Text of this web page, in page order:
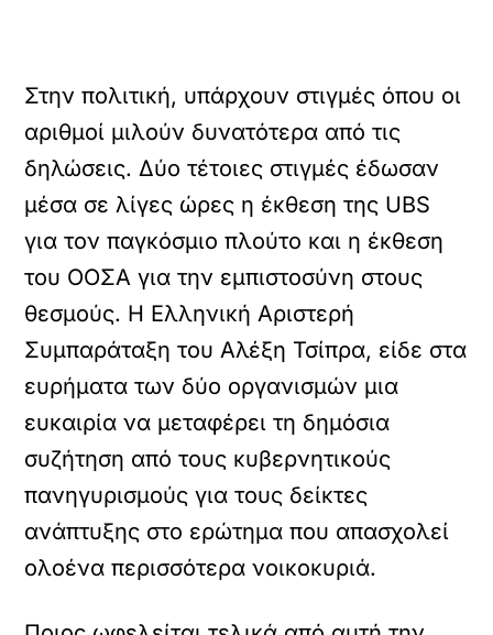
Στην πολιτική, υπάρχουν στιγμές όπου οι
αριθμοί μιλούν δυνατότερα από τις
δηλώσεις. Δύο τέτοιες στιγμές έδωσαν
μέσα σε λίγες ώρες η έκθεση της UBS
για τον παγκόσμιο πλούτο και η έκθεση
του ΟΟΣΑ για την εμπιστοσύνη στους
θεσμούς. Η Ελληνική Αριστερή
Συμπαράταξη του Αλέξη Τσίπρα, είδε στα
ευρήματα των δύο οργανισμών μια
ευκαιρία να μεταφέρει τη δημόσια
συζήτηση από τους κυβερνητικούς
πανηγυρισμούς για τους δείκτες
ανάπτυξης στο ερώτημα που απασχολεί
ολοένα περισσότερα νοικοκυριά.